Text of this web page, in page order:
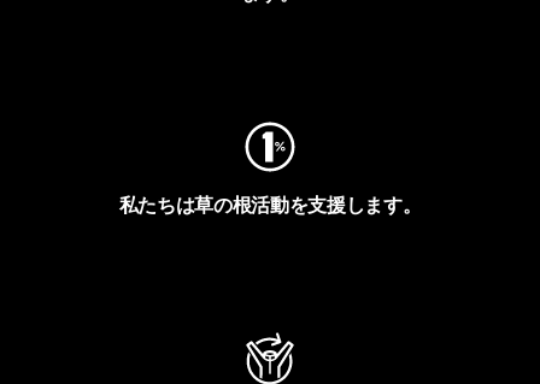
私たちは草の根活動を支援します。